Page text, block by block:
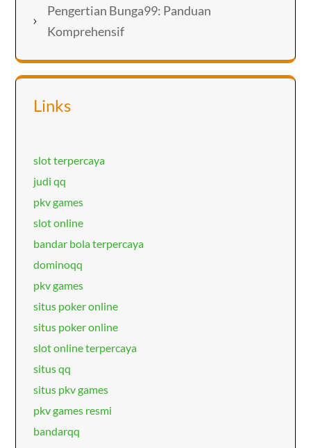
Pengertian Bunga99: Panduan
Komprehensif
Links
slot terpercaya
judi qq
pkv games
slot online
bandar bola terpercaya
dominoqq
pkv games
situs poker online
situs poker online
slot online terpercaya
situs qq
situs pkv games
pkv games resmi
bandarqq